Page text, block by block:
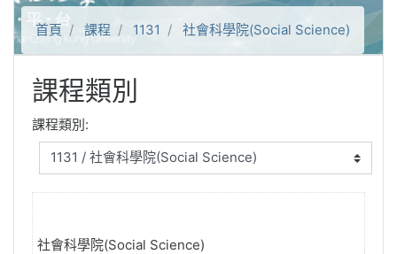
首頁 課程 1131 社會科學院(Social Science)
課程類別
課程類別:
社會科學院(Social Science)